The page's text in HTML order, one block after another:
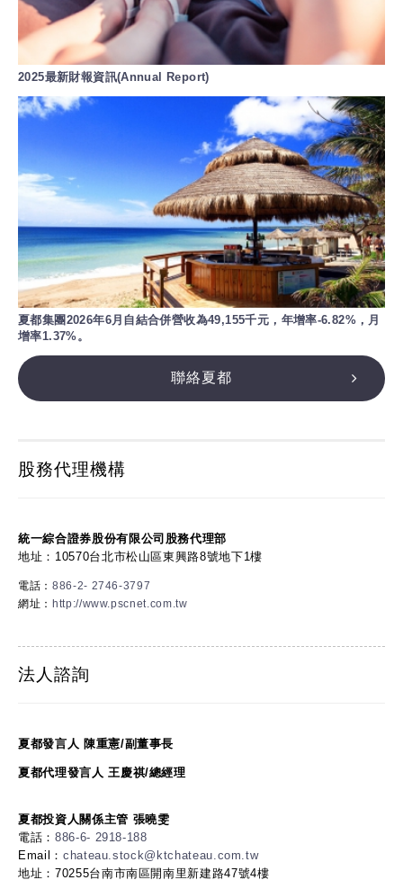
2025最新財報資訊(Annual Report)
夏都集團2026年6月自結合併營收為49,155千元，年增率-6.82%，月
增率1.37%。
聯絡夏都
股務代理機構
統一綜合證券股份有限公司股務代理部
地址：10570台北市松山區東興路8號地下1樓
電話： 886-2- 2746-3797
網址： http://www.pscnet.com.tw
法人諮詢
夏都發言人 陳重憲/副董事長
夏都代理發言人 王慶祺/總經理
夏都投資人關係主管 張曉雯
電話： 886-6- 2918-188
Email： chateau.stock@ktchateau.com.tw
地址：70255台南市南區開南里新建路47號4樓